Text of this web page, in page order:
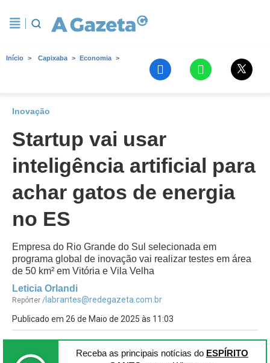
Início Capixaba Economia
Inovação
Startup vai usar
inteligência artificial para
achar gatos de energia
no ES
Empresa do Rio Grande do Sul selecionada em
programa global de inovação vai realizar testes em área
de 50 km² em Vitória e Vila Velha
Leticia Orlandi
Repórter / labrantes@redegazeta.com.br
Publicado em 26 de Maio de 2025 às 11:03
Receba as principais notícias do ESPÍRITO